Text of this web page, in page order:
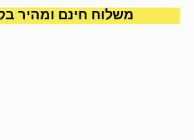
משלוח חינם ומהיר